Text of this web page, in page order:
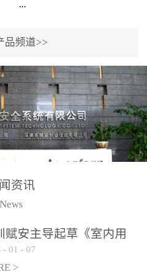
...
用了具有仲裁机制和冗余
校验的总线传输技术、线
路状态检测与保护技术、
后向光电感烟探测技术、
高可靠的系统抗干扰技术
等多项专利技术和专有技
警领域三十多年技术积累
和工程实践的结晶。
品频道>>
资讯
News
赋安主导起草《室内用
能电池技术规程》 正式
光伏新能源产业
- 01 - 07
>